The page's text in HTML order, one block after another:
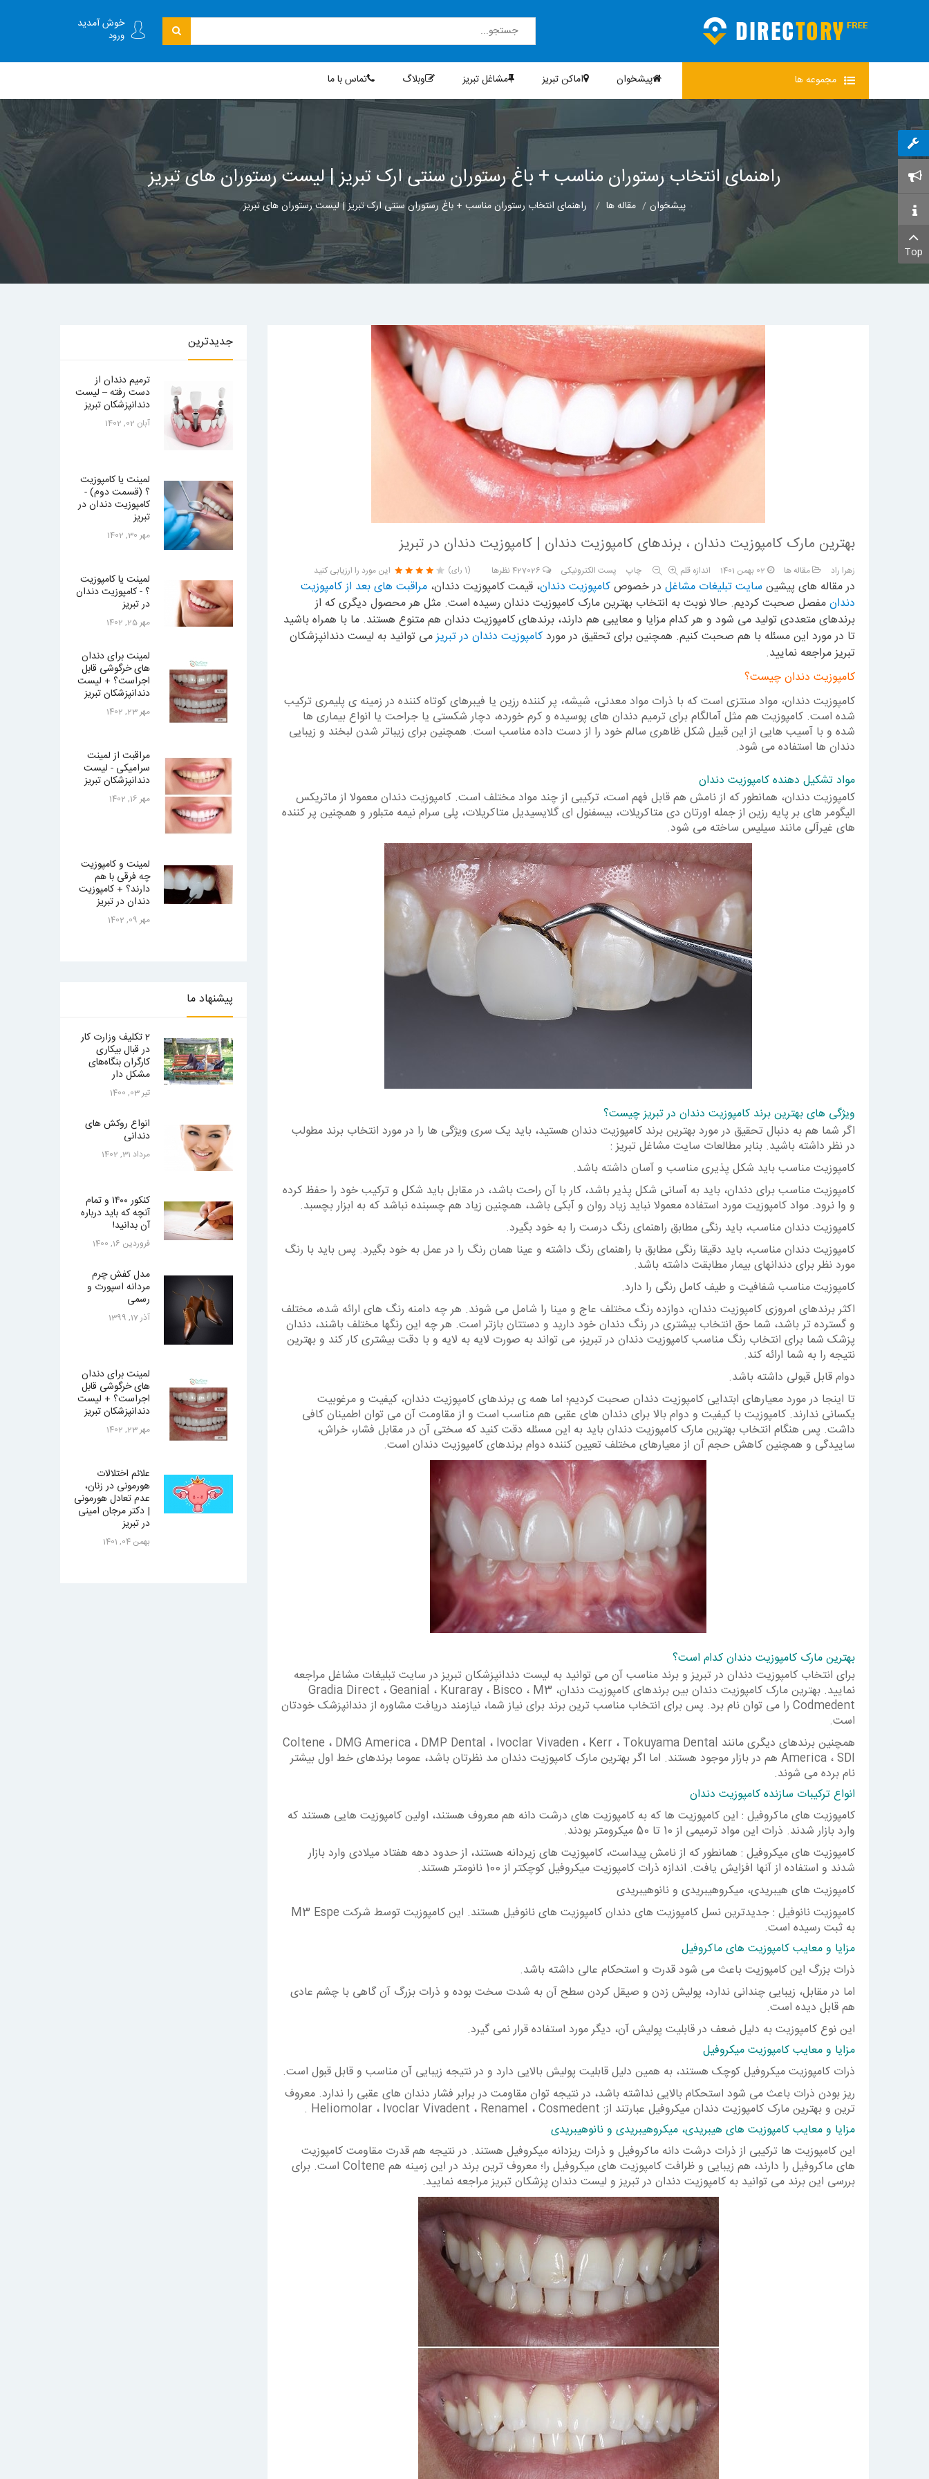
خوش آمدید
ورود
مجموعهها پیشخوان اماکن تبریز مشاغل تبریز وبلاگ تماس با ما
راهنمای انتخاب رستوران مناسب + باغ رستوران سنتی ارک تبریز | لیست رستوران های تبریز
پیشخوان مقاله ها راهنمای انتخاب رستوران مناسب + باغ رستوران سنتی ارک تبریز | لیست رستوران های تبریز
بهترین مارک کامپوزیت دندان ، برندهای کامپوزیت دندان | کامپوزیت دندان در تبریز
زهرا راد مقاله ها اندازه قلم چاپ پست الکترونیکی 427026 نظرها این مورد را ارزیابی کنید 12345 (1 رای)
در مقاله های پیشین سایت تبلیغات مشاغل در خصوصکامپوزیت دندان، قیمت کامپوزیت دندان، مراقبت های بعد از کامپوزیت
دندانمفصل صحبت کردیم. حالا نوبت به انتخاب بهترین مارک کامپوزیت دندان رسیده است. مثل هر محصول دیگری که از
برندهای متعددی تولید می شود و هر کدام مزایا و معایبی هم دارند، برندهای کامپوزیت دندان هم متنوع هستند. ما با همراه باشید
تا در مورد این مسئله با هم صحبت کنیم. همچنین برای تحقیق در موردکامپوزیت دندان در تبریزمی توانید به لیست دندانپزشکان
تبریز مراجعه نمایید.
کامپوزیت دندان چیست؟
کامپوزیت دندان، مواد سنتزی است که با ذرات مواد معدنی، شیشه، پر کننده رزین یا فیبرهای کوتاه کننده در زمینه ی پلیمری ترکیب
شده است. کامپوزیت هم مثل آمالگام برای ترمیم دندان های پوسیده و کرم خورده، دچار شکستی یا جراحت یا انواع بیماری ها
شده و با آسیب هایی از این قبیل شکل ظاهری سالم خود را از دست داده مناسب است. همچنین برای زیباتر شدن لبخند و زیبایی
دندان ها استفاده می شود.
مواد تشکیل دهنده کامپوزیت دندان
کامپوزیت دندان، همانطور که از نامش هم قابل فهم است، ترکیبی از چند مواد مختلف است. کامپوزیت دندان معمولا از ماتریکس
الیگومر های بر پایه رزین از جمله اورتان دی متاکریلات، بیسفنول ای گلایسیدیل متاکریلات، پلی سرام نیمه متبلور و همچنین پر کننده
های غیرآلی مانند سیلیس ساخته می شود.
ویژگی های بهترین برند کامپوزیت دندان در تبریز چیست؟
اگر شما هم به دنبال تحقیق در مورد بهترین برند کامپوزیت دندان هستید، باید یک سری ویژگی ها را در مورد انتخاب برند مطولب
در نظر داشته باشید. بنابر مطالعات سایت مشاغل تبریز :
کامپوزیت مناسب باید شکل پذیری مناسب و آسان داشته باشد.
کامپوزیت مناسب برای دندان، باید به آسانی شکل پذیر باشد، کار با آن راحت باشد، در مقابل باید شکل و ترکیب خود را حفظ کرده
و وا نرود. مواد کامپوزیت مورد استفاده معمولا نباید زیاد روان و آبکی باشد، همچنین زیاد هم چسبنده نباشد که به ابزار بچسبد.
کامپوزیت دندان مناسب، باید رنگی مطابق راهنمای رنگ درست را به خود بگیرد.
کامپوزیت دندان مناسب، باید دقیقا رنگی مطابق با راهنمای رنگ داشته و عینا همان رنگ را در عمل به خود بگیرد. پس باید با رنگ
مورد نظر برای دندانهای بیمار مطابقت داشته باشد.
کامپوزیت مناسب شفافیت و طیف کامل رنگی را دارد.
اکثر برندهای امروزی کامپوزیت دندان، دوازده رنگ مختلف عاج و مینا را شامل می شوند. هر چه دامنه رنگ های ارائه شده، مختلف
و گسترده تر باشد، شما حق انتخاب بیشتری در رنگ دندان خود دارید و دستتان بازتر است. هر چه این رنگها مختلف باشند، دندان
پزشک شما برای انتخاب رنگ مناسب کامپوزیت دندان در تبریز، می تواند به صورت لایه به لایه و با دقت بیشتری کار کند و بهترین
نتیجه را به شما ارائه کند.
دوام قابل قبولی داشته باشد.
تا اینجا در مورد معیارهای ابتدایی کامپوزیت دندان صحبت کردیم؛ اما همه ی برندهای کامپوزیت دندان، کیفیت و مرغوبیت
یکسانی ندارند. کامپوزیت با کیفیت و دوام بالا برای دندان های عقبی هم مناسب است و از مقاومت آن می توان اطمینان کافی
داشت. پس هنگام انتخاب بهترین مارک کامپوزیت دندان باید به این مسئله دقت کنید که سختی آن در مقابل فشار، خراش،
ساییدگی و همچنین کاهش حجم آن از معیارهای مختلف تعیین کننده دوام برندهای کامپوزیت دندان است.
بهترین مارک کامپوزیت دندان کدام است؟
برای انتخاب کامپوزیت دندان در تبریز و برند مناسب آن می توانید به لیست دندانپزشکان تبریز در سایت تبلیغات مشاغل مراجعه
نمایید. بهترین مارک کامپوزیت دندان بین برندهای کامپوزیت دندان، Gradia Direct ، Geanial ، Kuraray ، Bisco ، M3
Codmedent را می توان نام برد. پس برای انتخاب مناسب ترین برند برای نیاز شما، نیازمند دریافت مشاوره از دندانپزشک خودتان
است.
همچنین برندهای دیگری مانند Coltene ، DMG America ، DMP Dental ، Ivoclar Vivaden ، Kerr ، Tokuyama Dental
America ، SDI هم در بازار موجود هستند. اما اگر بهترین مارک کامپوزیت دندان مد نظرتان باشد، عموما برندهای خط اول بیشتر
نام برده می شوند.
انواع ترکیبات سازنده کامپوزیت دندان
کامپوزیت های ماکروفیل : این کامپوزیت ها که به کامپوزیت های درشت دانه هم معروف هستند، اولین کامپوزیت هایی هستند که
وارد بازار شدند. ذرات این مواد ترمیمی از 10 تا 50 میکرومتر بودند.
کامپوزیت های میکروفیل : همانطور که از نامش پیداست، کامپوزیت های زیردانه هستند، از حدود دهه هفتاد میلادی وارد بازار
شدند و استفاده از آنها افزایش یافت. اندازه ذرات کامپوزیت میکروفیل کوچکتر از 100 نانومتر هستند.
کامپوزیت های هیبریدی، میکروهیبریدی و نانوهیبریدی
کامپوزیت نانوفیل : جدیدترین نسل کامپوزیت های دندان کامپوزیت های نانوفیل هستند. این کامپوزیت توسط شرکت M3 Espe
به ثبت رسیده است.
مزایا و معایب کامپوزیت های ماکروفیل
ذرات بزرگ این کامپوزیت باعث می شود قدرت و استحکام عالی داشته باشد.
اما در مقابل، زیبایی چندانی ندارد، پولیش زدن و صیقل کردن سطح آن به شدت سخت بوده و ذرات بزرگ آن گاهی با چشم عادی
هم قابل دیده است.
این نوع کامپوزیت به دلیل ضعف در قابلیت پولیش آن، دیگر مورد استفاده قرار نمی گیرد.
مزایا و معایب کامپوزیت میکروفیل
ذرات کامپوزیت میکروفیل کوچک هستند، به همین دلیل قابلیت پولیش بالایی دارد و در نتیجه زیبایی آن مناسب و قابل قبول است.
ریز بودن ذرات باعث می شود استحکام بالایی نداشته باشد، در نتیجه توان مقاومت در برابر فشار دندان های عقبی را ندارد. معروف
ترین و بهترین مارک کامپوزیت دندان میکروفیل عبارتند از: Heliomolar ، Ivoclar Vivadent ، Renamel ، Cosmedent .
مزایا و معایب کامپوزیت های هیبریدی، میکروهیبریدی و نانوهیبریدی
این کامپوزیت ها ترکیبی از ذرات درشت دانه ماکروفیل و ذرات ریزدانه میکروفیل هستند. در نتیجه هم قدرت مقاومت کامپوزیت
های ماکروفیل را دارند، هم زیبایی و ظرافت کامپوزیت های میکروفیل را؛ معروف ترین برند در این زمینه هم Coltene است. برای
بررسی این برند می توانید به کامپوزیت دندان در تبریز و لیست دندان پزشکان تبریز مراجعه نمایید.
جدیدترین
ترمیم دندان از
دست رفته – لیست
دندانپزشکان تبریز
آبان 02, 1402
لمینت یا کامپوزیت
؟ (قسمت دوم) -
کامپوزیت دندان در
تبریز
مهر 30, 1402
لمینت یا کامپوزیت
؟ - کامپوزیت دندان
در تبریز
مهر 25, 1402
لمینت برای دندان
های خرگوشی قابل
اجراست؟ + لیست
دندانپزشکان تبریز
مهر 23, 1402
مراقبت از لمینت
سرامیکی - لیست
دندانپزشکان تبریز
مهر 16, 1402
لمینت و کامپوزیت
چه فرقی با هم
دارند؟ + کامپوزیت
دندان در تبریز
مهر 09, 1402
پیشنهادما
2 تکلیف وزارت کار
در قبال بیکاری
کارگران بنگاه‌های
مشکل دار
تیر 03, 1400
انواع روکش های
دندانی
مرداد 31, 1402
کنکور ۱۴۰۰ و تمام
آنچه که باید درباره
آن بدانید!
فروردين 16, 1400
مدل کفش چرم
مردانه اسپورت و
رسمی
آذر 17, 1399
لمینت برای دندان
های خرگوشی قابل
اجراست؟ + لیست
دندانپزشکان تبریز
مهر 23, 1402
علائم اختلالات
هورمونی در زنان،
عدم تعادل هورمونی
| دکتر مرجان امینی
در تبریز
بهمن 04, 1401
Top